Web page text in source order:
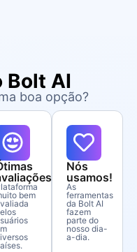
Bolt AI
boa opção?
bem
Nós
usamos!
As
ferramentas
da Bolt AI
fazem
parte do
nosso dia-
a-dia.